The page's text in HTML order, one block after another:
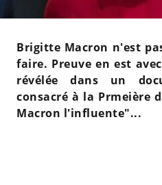
Brigitte Macron n'est
faire. Preuve en est
révélée dans un
consacré à la Prmeière
Macron l'influente"...